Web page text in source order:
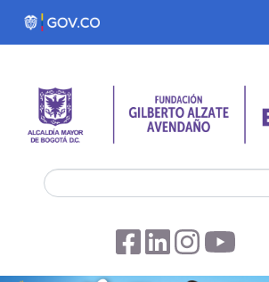
Pasar al contenido principal